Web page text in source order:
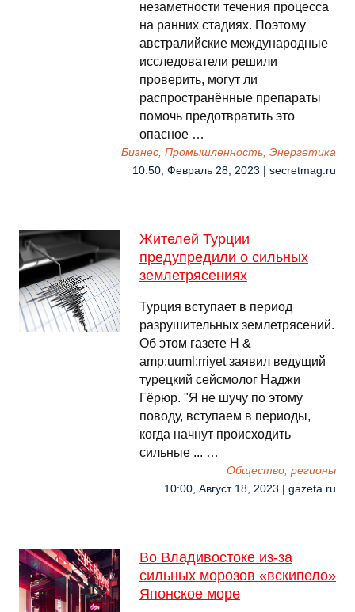
незаметности течения процесса
на ранних стадиях. Поэтому
австралийские международные
исследователи решили
проверить, могут ли
распространённые препараты
помочь предотвратить это
опасное …
Бизнес, Промышленность, Энергетика
10:50, Февраль 28, 2023 | secretmag.ru
Жителей Турции
предупредили о сильных
землетрясениях
Турция вступает в период
разрушительных землетрясений.
Об этом газете H &
amp;uuml;rriyet заявил ведущий
турецкий сейсмолог Наджи
Гёрюр. "Я не шучу по этому
поводу, вступаем в периоды,
когда начнут происходить
сильные ... …
Общество, регионы
10:00, Август 18, 2023 | gazeta.ru
Во Владивостоке из-за
сильных морозов «вскипело»
Японское море